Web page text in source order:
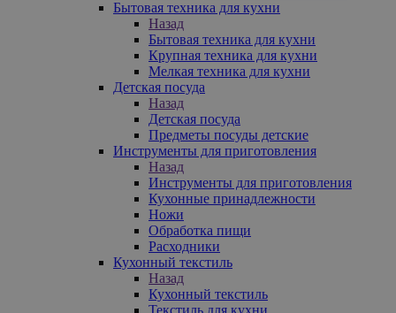
Бытовая техника для кухни
Назад
Бытовая техника для кухни
Крупная техника для кухни
Мелкая техника для кухни
Детская посуда
Назад
Детская посуда
Предметы посуды детские
Инструменты для приготовления
Назад
Инструменты для приготовления
Кухонные принадлежности
Ножи
Обработка пищи
Расходники
Кухонный текстиль
Назад
Кухонный текстиль
Текстиль для кухни